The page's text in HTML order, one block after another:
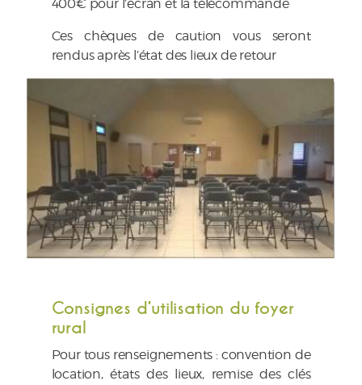
400€ pour l’écran et la télécommande
Ces chèques de caution vous seront
rendus après l’état des lieux de retour
Consignes d’utilisation du foyer
rural
Pour tous renseignements : convention de
location, états des lieux, remise des clés